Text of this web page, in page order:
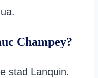
Champey?
stad Lanquin.